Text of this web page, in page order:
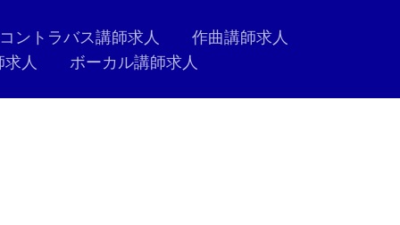
コントラバス講師求人
作曲講師求人
人
ボーカル講師求人